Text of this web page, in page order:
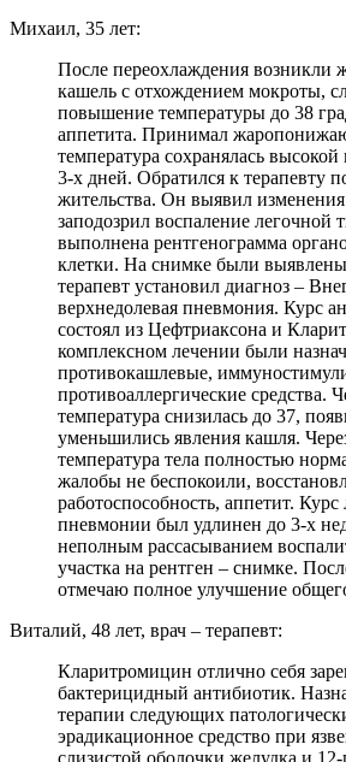
Михаил, 35 лет:
После переохлаждения возникли
кашель с отхождением мокроты,
повышение температуры до 38
аппетита. Принимал
температура сохранялась
3-х дней. Обратился к терапевту
жительства. Он выявил
заподозрил воспаление легочной
выполнена рентгенограмма
клетки. На снимке были
терапевт установил диагноз –
верхнедолевая пневмония. Курс
состоял из Цефтриаксона и
комплексном лечении были
противокашлевые,
противоаллергические средства.
температура снизилась до 37,
уменьшились явления кашля.
температура тела полностью
жалобы не беспокоили,
работоспособность, аппетит. Курс
пневмонии был удлинен до 3-х
неполным рассасыванием
участка на рентген – снимке.
отмечаю полное улучшение
Виталий, 48 лет, врач – терапевт:
Кларитромицин отлично себя
бактерицидный антибиотик.
терапии следующих
эрадикационное средство при